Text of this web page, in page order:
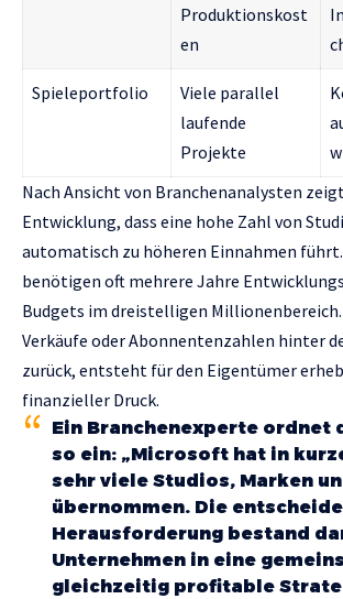
Produktionskost
en
Spieleportfolio
Viele parallel
laufende
Projekte
Nach Ansicht von Branchenanalysten
Entwicklung, dass eine hohe Zahl von
automatisch zu höheren Einnahmen
benötigen oft mehrere Jahre
Budgets im dreistelligen
Verkäufe oder Abonnentenzahlen hinter
zurück, entsteht für den Eigentümer
finanzieller Druck.
Ein Branchenexperte ordnet
so ein: „Microsoft hat in
sehr viele Studios, Marken
übernommen. Die
Herausforderung bestand
Unternehmen in eine
gleichzeitig profitable